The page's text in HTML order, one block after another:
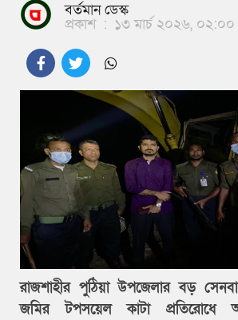
বর্তমান ডেস্ক
প্রকাশ : ১৩ মার্চ ২০২৬,
রাজশাহীর পুঠিয়া উপজেলার বড়
জমির টপসয়েল কাটা প্রতিরোধে